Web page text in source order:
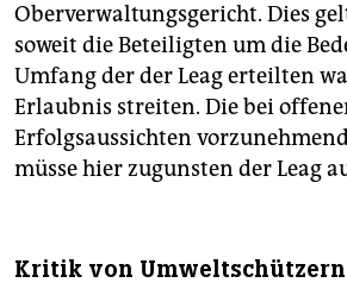
Oberverwaltungsgericht. Dies
soweit die Beteiligten um die
Umfang der der Leag erteilten
Erlaubnis streiten. Die bei
Erfolgsaussichten
müsse hier zugunsten der Leag
Kritik von Umweltschützern